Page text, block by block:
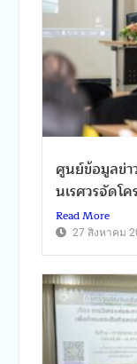
ศูนย์ข้อมูลข่า
นเรศวรจัดโ
Read More
27 สิงหาคม